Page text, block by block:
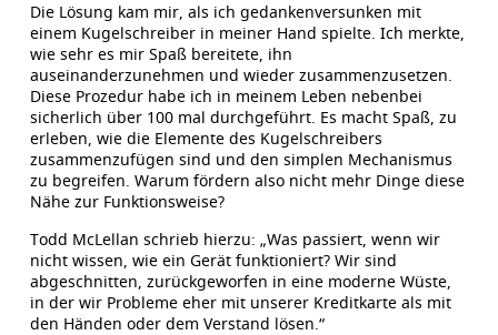
Die Lösung kam mir, als ich gedankenversunken mit
einem Kugelschreiber in meiner Hand spielte. Ich merkte,
wie sehr es mir Spaß bereitete, ihn
auseinanderzunehmen und wieder zusammenzusetzen.
Diese Prozedur habe ich in meinem Leben nebenbei
sicherlich über 100 mal durchgeführt. Es macht Spaß, zu
erleben, wie die Elemente des Kugelschreibers
zusammenzufügen sind und den simplen Mechanismus
zu begreifen. Warum fördern also nicht mehr Dinge diese
Nähe zur Funktionsweise?
Todd McLellan schrieb hierzu: „Was passiert, wenn wir
nicht wissen, wie ein Gerät funktioniert? Wir sind
abgeschnitten, zurückgeworfen in eine moderne Wüste,
in der wir Probleme eher mit unserer Kreditkarte als mit
den Händen oder dem Verstand lösen.“